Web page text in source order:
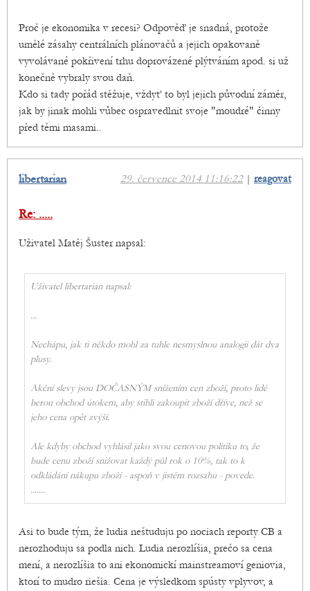
Proč je ekonomika v recesi? Odpověď je snadná, protože
umělé zásahy centrálních plánovačů a jejich opakovaně
vyvolávané pokřivení trhu doprovázené plýtváním apod. si už
konečně vybraly svou daň.
Kdo si tady pořád stěžuje, vždyť to byl jejich původní záměr,
jak by jinak mohli vůbec ospravedlnit svoje "moudré" činny
před těmi masami..
29. července 2014 11:16:22| reagovat
libertarian
Re: .....
Uživatel Matěj Šuster napsal:
Uživatel libertarian napsal:
...
Nechápu, jak ti někdo mohl za tuhle nesmyslnou analogii dát dva
plusy.
Akční slevy jsou DOČASNÝM snížením cen zboží, proto lidé
berou obchod útokem, aby stihli zakoupit zboží dříve, než se
jeho cena opět zvýší.
Ale kdyby obchod vyhlásil jako svou cenovou politiku to, že
bude cenu zboží snižovat každý půl rok o 10%, tak to k
odkládání nákupu zboží - aspoň v jistém rozsahu - povede.
.......
Asi to bude tým, že ludia neštuduju po nociach reporty CB a
nerozhoduju sa podla nich. Ludia nerozlíšia, prečo sa cena
mení, a nerozlíšia to ani ekonomickí mainstreamoví geniovia,
ktorí to mudro riešia. Cena je výsledkom spústy vplyvov, a